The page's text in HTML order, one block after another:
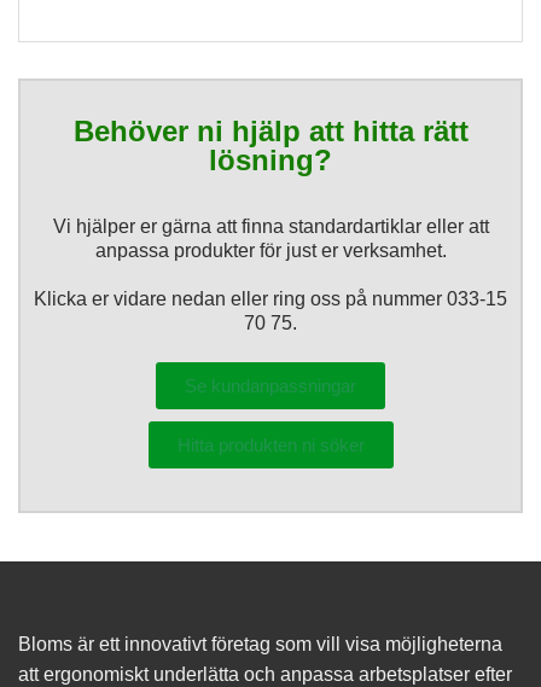
Behöver ni hjälp att hitta rätt
lösning?
Vi hjälper er gärna att finna standardartiklar eller att
anpassa produkter för just er verksamhet.
Klicka er vidare nedan eller ring oss på nummer 033-15
70 75.
Se kundanpassningar
Hitta produkten ni söker
Bloms är ett innovativt företag som vill visa möjligheterna
att ergonomiskt underlätta och anpassa arbetsplatser efter
hemsida ska
under ditt
kommer viss
funktionalitet
att försvinna
från
hemsidan.
Genom att dela
anpassat